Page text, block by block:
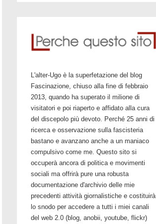
L'alter-Ugo è la superfetazione del blog
Fascinazione, chiuso alla fine di febbraio
2013, quando ha superato il milione di
visitatori e poi riaperto e affidato alla cura
del discepolo più devoto. Perché 25 anni di
ricerca e osservazione sulla fascisteria
bastano e avanzano anche a un maniaco
compulsivo come me. Questo sito si
occuperà ancora di politica e movimenti
sociali ma offrirà pure una robusta
documentazione d'archivio delle mie
precedenti attività giornalistiche e costituirà
lo snodo per accedere a tutti i miei canali
del web 2.0 (blog, anobii, youtube, flickr)